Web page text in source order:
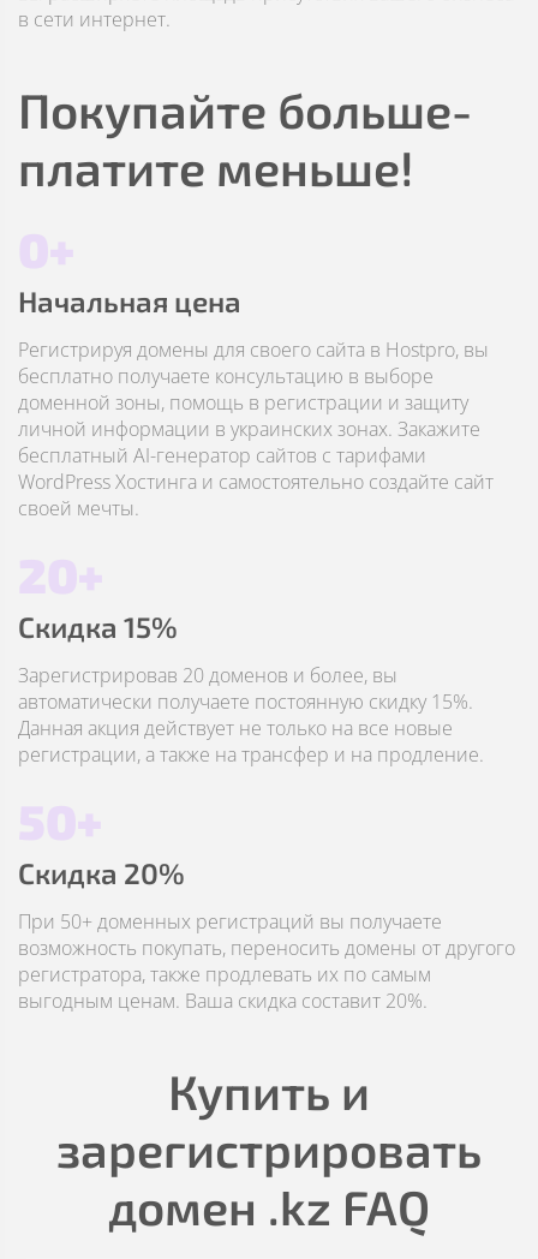
в сети интернет.
Покупайте больше-
платите меньше!
0+
Начальная цена
Регистрируя домены для своего сайта в Hostpro, вы
бесплатно получаете консультацию в выборе
доменной зоны, помощь в регистрации и защиту
личной информации в украинских зонах. Закажите
бесплатный AI-генератор сайтов с тарифами
WordPress Хостинга и самостоятельно создайте сайт
своей мечты.
20+
Скидка 15%
Зарегистрировав 20 доменов и более, вы
автоматически получаете постоянную скидку 15%.
Данная акция действует не только на все новые
регистрации, а также на трансфер и на продление.
50+
Скидка 20%
При 50+ доменных регистраций вы получаете
возможность покупать, переносить домены от другого
регистратора, также продлевать их по самым
выгодным ценам. Ваша скидка составит 20%.
Купить и
зарегистрировать
домен .kz FAQ